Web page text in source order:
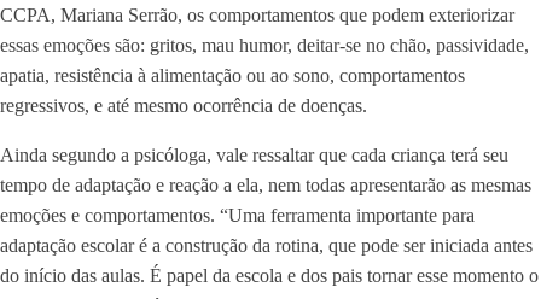
CCPA, Mariana Serrão, os comportamentos que podem exteriorizar
essas emoções são: gritos, mau humor, deitar-se no chão, passividade,
apatia, resistência à alimentação ou ao sono, comportamentos
regressivos, e até mesmo ocorrência de doenças.
Ainda segundo a psicóloga, vale ressaltar que cada criança terá seu
tempo de adaptação e reação a ela, nem todas apresentarão as mesmas
emoções e comportamentos. “Uma ferramenta importante para
adaptação escolar é a construção da rotina, que pode ser iniciada antes
do início das aulas. É papel da escola e dos pais tornar esse momento o